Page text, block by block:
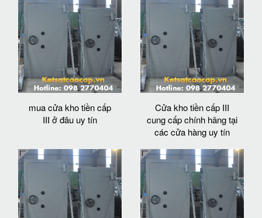
mua cửa kho tiền cấp
III ở đâu uy tín
Cửa kho tiền cấp III
cung cấp chính hãng tại
các cửa hàng uy tín